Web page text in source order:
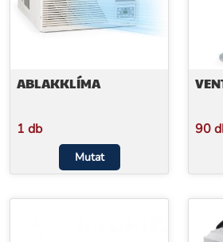
ABLAKKLÍMA
1 db
Mutat
90